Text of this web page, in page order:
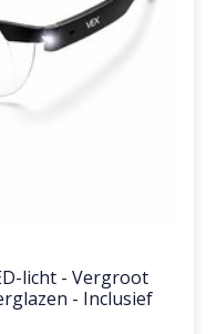
licht - Vergroot
- Inclusief